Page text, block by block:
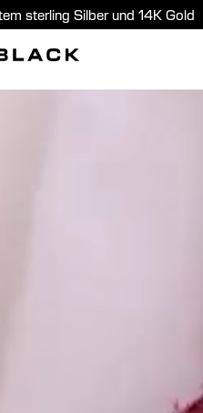
sterling Silber und 14K Gold